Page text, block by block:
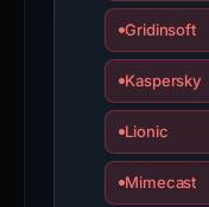
Gridinsoft
Kaspersky
Lionic
Mimecast